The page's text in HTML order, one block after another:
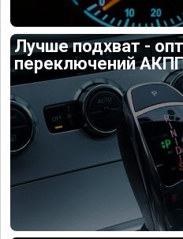
Лучше подхват -
переключений